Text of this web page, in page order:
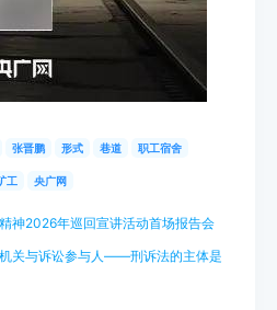
张晋鹏 形式 巷道 职工宿舍
工 央广网
神2026年巡回宣讲活动首场报告会
关与诉讼参与人——刑诉法的主体是